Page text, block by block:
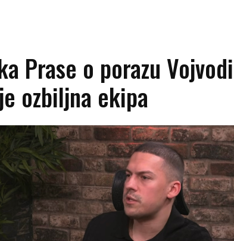
Prase o porazu
ozbiljna ekipa